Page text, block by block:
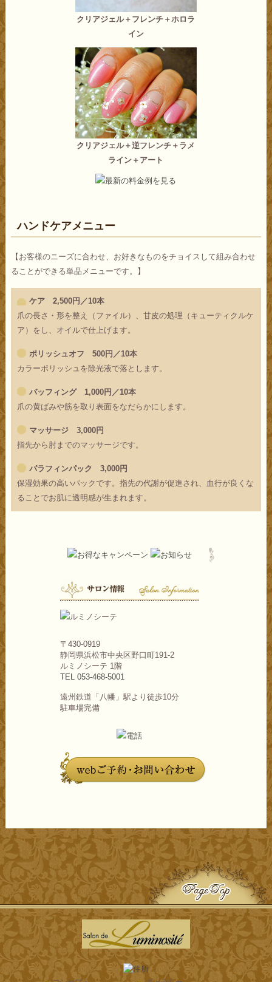
クリアジェル＋フレンチ＋ホロラ
イン
クリアジェル＋逆フレンチ＋ラメ
ライン＋アート
ハンドケアメニュー
【お客様のニーズに合わせ、お好きなものをチョイスして組み合わせ
ることができる単品メニューです。】
ケア 2,500円／10本
爪の長さ・形を整え（ファイル）、甘皮の処理（キューティクルケ
ア）をし、オイルで仕上げます。
ポリッシュオフ 500円／10本
カラーポリッシュを除光液で落とします。
バッフィング 1,000円／10本
爪の黄ばみや筋を取り表面をなだらかにします。
マッサージ 3,000円
指先から肘までのマッサージです。
パラフィンパック 3,000円
保湿効果の高いパックです。指先の代謝が促進され、血行が良くな
ることでお肌に透明感が生まれます。
〒430-0919
静岡県浜松市中央区野口町191-2
ルミノシーテ 1階
TEL 053-468-5001
遠州鉄道「八幡」駅より徒歩10分
駐車場完備